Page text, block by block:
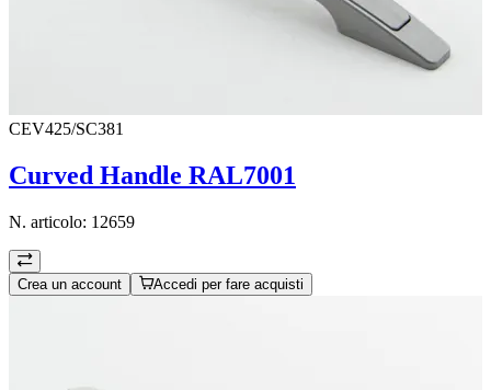
CEV425/SC381
Curved Handle RAL7001
N. articolo: 12659
Crea un account Accedi per fare acquisti